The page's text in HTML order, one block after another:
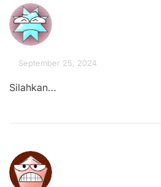
September 25, 2024
Silahkan…